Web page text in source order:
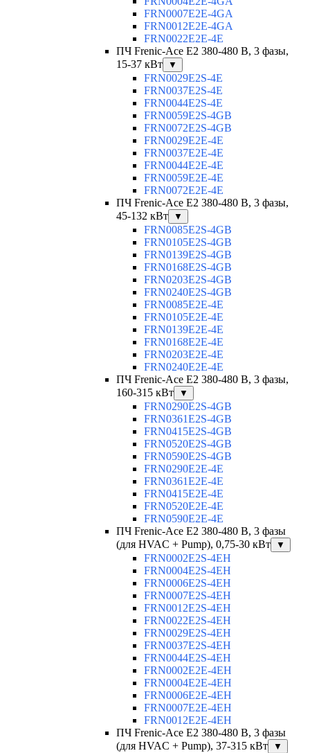
FRN0007E2E-4GA
FRN0012E2E-4GA
FRN0022E2E-4E
ПЧ Frenic-Ace E2 380-480 В, 3 фазы,
15-37 кВт
▼
FRN0029E2S-4E
FRN0037E2S-4E
FRN0044E2S-4E
FRN0059E2S-4GB
FRN0072E2S-4GB
FRN0029E2E-4E
FRN0037E2E-4E
FRN0044E2E-4E
FRN0059E2E-4E
FRN0072E2E-4E
ПЧ Frenic-Ace E2 380-480 В, 3 фазы,
45-132 кВт
▼
FRN0085E2S-4GB
FRN0105E2S-4GB
FRN0139E2S-4GB
FRN0168E2S-4GB
FRN0203E2S-4GB
FRN0240E2S-4GB
FRN0085E2E-4E
FRN0105E2E-4E
FRN0139E2E-4E
FRN0168E2E-4E
FRN0203E2E-4E
FRN0240E2E-4E
ПЧ Frenic-Ace E2 380-480 В, 3 фазы,
160-315 кВт
▼
FRN0290E2S-4GB
FRN0361E2S-4GB
FRN0415E2S-4GB
FRN0520E2S-4GB
FRN0590E2S-4GB
FRN0290E2E-4E
FRN0361E2E-4E
FRN0415E2E-4E
FRN0520E2E-4E
FRN0590E2E-4E
ПЧ Frenic-Ace E2 380-480 В, 3 фазы
(для HVAC + Pump), 0,75-30 кВт
▼
FRN0002E2S-4EH
FRN0004E2S-4EH
FRN0006E2S-4EH
FRN0007E2S-4EH
FRN0012E2S-4EH
FRN0022E2S-4EH
FRN0029E2S-4EH
FRN0037E2S-4EH
FRN0044E2S-4EH
FRN0002E2E-4EH
FRN0004E2E-4EH
FRN0006E2E-4EH
FRN0007E2E-4EH
FRN0012E2E-4EH
ПЧ Frenic-Ace E2 380-480 В, 3 фазы
(для HVAC + Pump), 37-315 кВт
▼